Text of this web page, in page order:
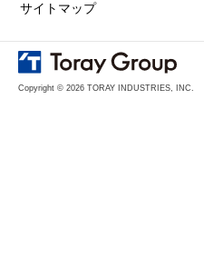
サイトマップ
Copyright © 2026 TORAY INDUSTRIES, INC.